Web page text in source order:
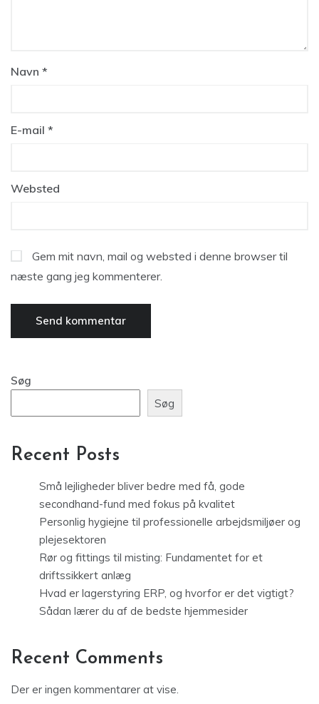
Navn *
E-mail *
Websted
Gem mit navn, mail og websted i denne browser til
næste gang jeg kommenterer.
Søg
Søg
Recent Posts
Små lejligheder bliver bedre med få, gode
secondhand-fund med fokus på kvalitet
Personlig hygiejne til professionelle arbejdsmiljøer og
plejesektoren
Rør og fittings til misting: Fundamentet for et
driftssikkert anlæg
Hvad er lagerstyring ERP, og hvorfor er det vigtigt?
Sådan lærer du af de bedste hjemmesider
Recent Comments
Der er ingen kommentarer at vise.